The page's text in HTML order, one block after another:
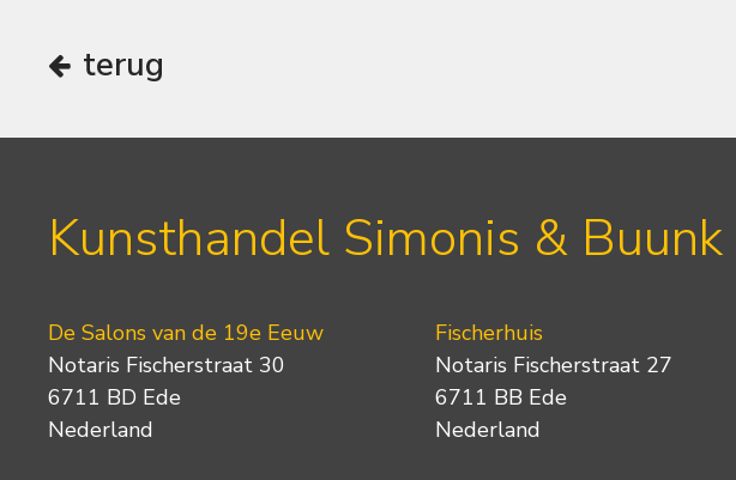
terug
Kunsthandel Simonis & Buunk
De Salons van de 19e Eeuw
Notaris Fischerstraat 30
6711 BD Ede
Nederland
Fischerhuis
Notaris Fischerstraat 27
6711 BB Ede
Nederland